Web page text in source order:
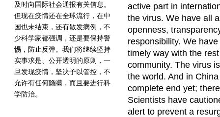
及时向国际社会通报有关信息。
但现在疫情还在全球流行，在中
国也未结束，还有散发病例，不
少科学家都强调，还是要保持警
惕，防止反弹。我们将继续坚持
实事求是、公开透明的原则，一
旦发现疫情，坚决予以管控，不
允许有任何隐瞒，而且要进行科
学防治。
active part in
the virus. We have all
openness,
responsibility. We
timely way with the
community. The virus
the world. And in
complete end yet;
Scientists have
alert to prevent a